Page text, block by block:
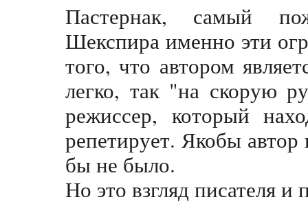
Пастернак, самый
Шекспира именно эти
того, что автором
легко, так "на скорую
режиссер, который
репетирует. Якобы
бы не было.
Но это взгляд писателя и